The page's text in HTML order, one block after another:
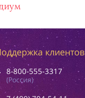
клиентов
8-800-555-3317
(Россия)